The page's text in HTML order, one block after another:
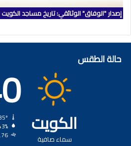
إصدار "الوفاق" الوثائقي: تاريخ مساجد الكويت
حالة الطقس
الكويت
سماء صافية
1.76